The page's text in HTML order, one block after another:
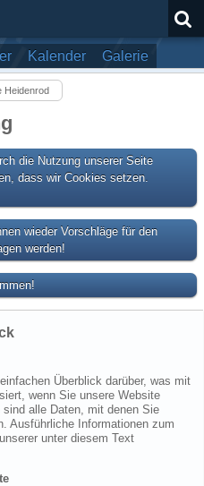
Kalender Galerie
Heidenrod
die Nutzung unserer Seite
dass wir Cookies setzen.
wieder Vorschläge für den
werden!
Überblick darüber, was mit
wenn Sie unsere Website
alle Daten, mit denen Sie
Ausführliche Informationen zum
unter diesem Text